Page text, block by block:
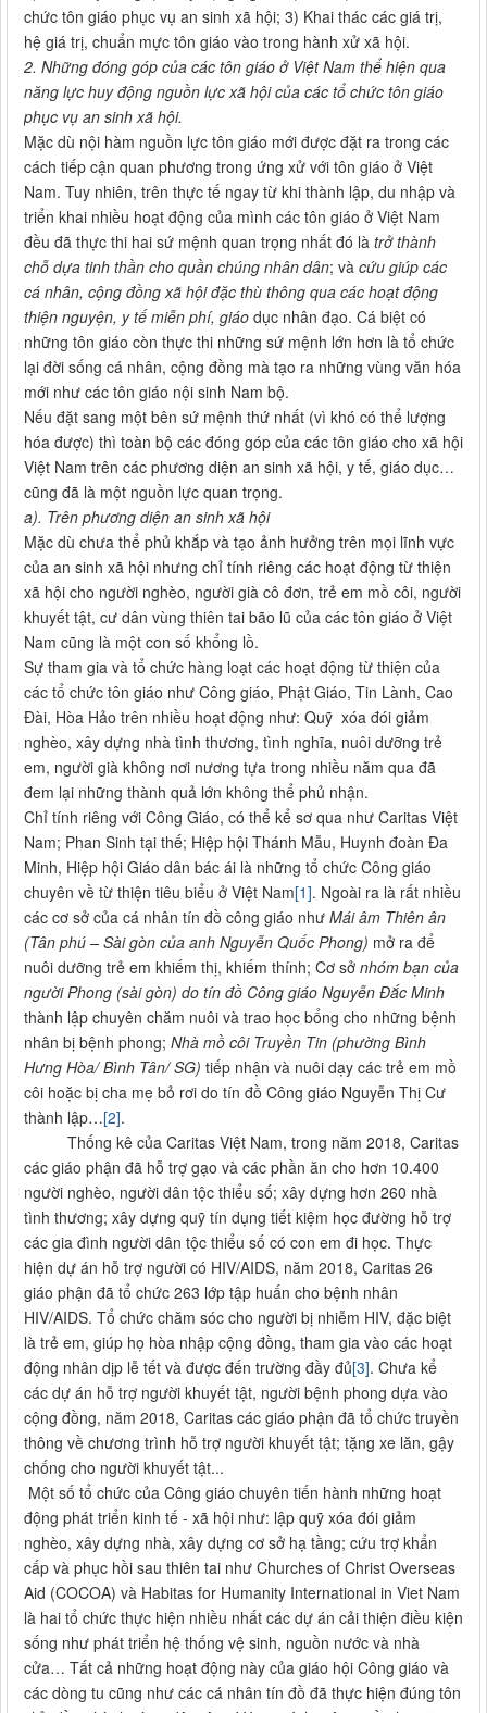
chức tôn giáo phục vụ an sinh xã hội; 3) Khai thác các giá trị,
hệ giá trị, chuẩn mực tôn giáo vào trong hành xử xã hội.
2. Những đóng góp của các tôn giáo ở Việt Nam thể hiện qua
năng lực huy động nguồn lực xã hội của các tổ chức tôn giáo
phục vụ an sinh xã hội.
Mặc dù nội hàm nguồn lực tôn giáo mới được đặt ra trong các
cách tiếp cận quan phương trong ứng xử với tôn giáo ở Việt
Nam. Tuy nhiên, trên thực tế ngay từ khi thành lập, du nhập và
triển khai nhiều hoạt động của mình các tôn giáo ở Việt Nam
đều đã thực thi hai sứ mệnh quan trọng nhất đó là trở thành
chỗ dựa tinh thần cho quần chúng nhân dân; và cứu giúp các
cá nhân, cộng đồng xã hội đặc thù thông qua các hoạt động
thiện nguyện, y tế miễn phí, giáo dục nhân đạo. Cá biệt có
những tôn giáo còn thực thi những sứ mệnh lớn hơn là tổ chức
lại đời sống cá nhân, cộng đồng mà tạo ra những vùng văn hóa
mới như các tôn giáo nội sinh Nam bộ.
Nếu đặt sang một bên sứ mệnh thứ nhất (vì khó có thể lượng
hóa được) thì toàn bộ các đóng góp của các tôn giáo cho xã hội
Việt Nam trên các phương diện an sinh xã hội, y tế, giáo dục…
cũng đã là một nguồn lực quan trọng.
a). Trên phương diện an sinh xã hội
Mặc dù chưa thể phủ khắp và tạo ảnh hưởng trên mọi lĩnh vực
của an sinh xã hội nhưng chỉ tính riêng các hoạt động từ thiện
xã hội cho người nghèo, người già cô đơn, trẻ em mồ côi, người
khuyết tật, cư dân vùng thiên tai bão lũ của các tôn giáo ở Việt
Nam cũng là một con số khổng lồ.
Sự tham gia và tổ chức hàng loạt các hoạt động từ thiện của
các tổ chức tôn giáo như Công giáo, Phật Giáo, Tin Lành, Cao
Đài, Hòa Hảo trên nhiều hoạt động như: Quỹ xóa đói giảm
nghèo, xây dựng nhà tình thương, tình nghĩa, nuôi dưỡng trẻ
em, người già không nơi nương tựa trong nhiều năm qua đã
đem lại những thành quả lớn không thể phủ nhận.
Chỉ tính riêng với Công Giáo, có thể kể sơ qua như Caritas Việt
Nam; Phan Sinh tại thế; Hiệp hội Thánh Mẫu, Huynh đoàn Đa
Minh, Hiệp hội Giáo dân bác ái là những tổ chức Công giáo
chuyên về từ thiện tiêu biểu ở Việt Nam[1]. Ngoài ra là rất nhiều
các cơ sở của cá nhân tín đồ công giáo như Mái âm Thiên ân
(Tân phú – Sài gòn của anh Nguyễn Quốc Phong) mở ra để
nuôi dưỡng trẻ em khiếm thị, khiếm thính; Cơ sở nhóm bạn của
người Phong (sài gòn) do tín đồ Công giáo Nguyễn Đắc Minh
thành lập chuyên chăm nuôi và trao học bổng cho những bệnh
nhân bị bệnh phong; Nhà mồ côi Truyền Tin (phường Bình
Hưng Hòa/ Bình Tân/ SG) tiếp nhận và nuôi dạy các trẻ em mồ
côi hoặc bị cha mẹ bỏ rơi do tín đồ Công giáo Nguyễn Thị Cư
thành lập…[2].
Thống kê của Caritas Việt Nam, trong năm 2018, Caritas
các giáo phận đã hỗ trợ gạo và các phần ăn cho hơn 10.400
người nghèo, người dân tộc thiểu số; xây dựng hơn 260 nhà
tình thương; xây dựng quỹ tín dụng tiết kiệm học đường hỗ trợ
các gia đình người dân tộc thiểu số có con em đi học. Thực
hiện dự án hỗ trợ người có HIV/AIDS, năm 2018, Caritas 26
giáo phận đã tổ chức 263 lớp tập huấn cho bệnh nhân
HIV/AIDS. Tổ chức chăm sóc cho người bị nhiễm HIV, đặc biệt
là trẻ em, giúp họ hòa nhập cộng đồng, tham gia vào các hoạt
động nhân dịp lễ tết và được đến trường đầy đủ[3]. Chưa kể
các dự án hỗ trợ người khuyết tật, người bệnh phong dựa vào
cộng đồng, năm 2018, Caritas các giáo phận đã tổ chức truyền
thông về chương trình hỗ trợ người khuyết tật; tặng xe lăn, gậy
chống cho người khuyết tật...
Một số tổ chức của Công giáo chuyên tiến hành những hoạt
động phát triển kinh tế - xã hội như: lập quỹ xóa đói giảm
nghèo, xây dựng nhà, xây dựng cơ sở hạ tầng; cứu trợ khẩn
cấp và phục hồi sau thiên tai như Churches of Christ Overseas
Aid (COCOA) và Habitas for Humanity International in Viet Nam
là hai tổ chức thực hiện nhiều nhất các dự án cải thiện điều kiện
sống như phát triển hệ thống vệ sinh, nguồn nước và nhà
cửa… Tất cả những hoạt động này của giáo hội Công giáo và
các dòng tu cũng như các cá nhân tín đồ đã thực hiện đúng tôn